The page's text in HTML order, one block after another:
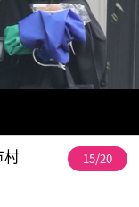
村 15/20